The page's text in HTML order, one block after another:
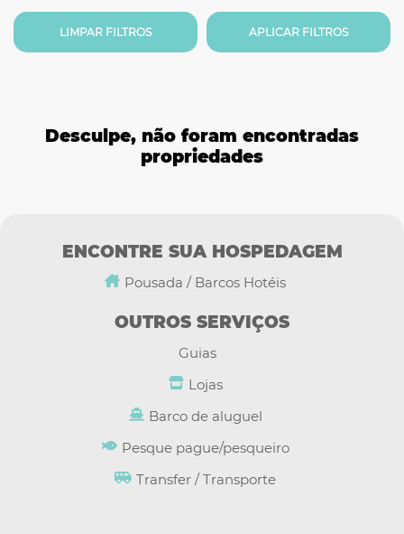
Selecione uma cidade
Rio
Mar
Distância
Ver resultadosno mapa
LIMPAR FILTROS APLICAR FILTROS
Desculpe, não foram encontradas
propriedades
ENCONTRE SUA HOSPEDAGEM
Pousada / Barcos Hotéis
OUTROS SERVIÇOS
Guias
Lojas
Barco de aluguel
Pesque pague/pesqueiro
Transfer / Transporte